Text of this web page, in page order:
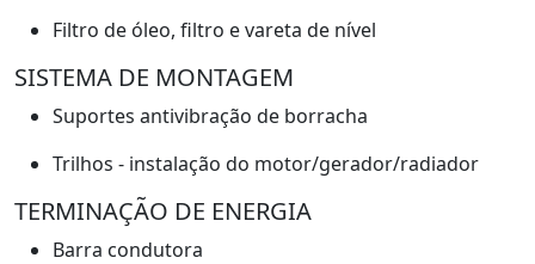
Filtro de óleo, filtro e vareta de nível
SISTEMA DE MONTAGEM
Suportes antivibração de borracha
Trilhos - instalação do motor/gerador/radiador
TERMINAÇÃO DE ENERGIA
Barra condutora